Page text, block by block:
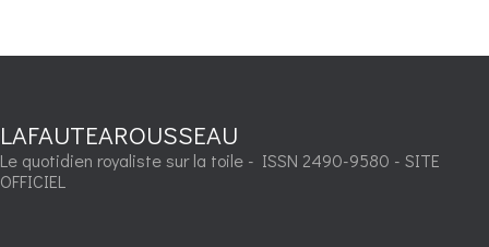
LAFAUTEAROUSSEAU
Le quotidien royaliste sur la toile - ISSN 2490-9580 - SITE
OFFICIEL